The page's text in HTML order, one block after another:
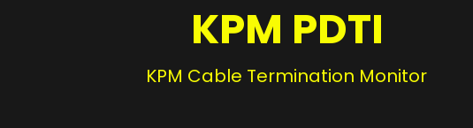
KPM PDTI
KPM Cable Termination Monitor